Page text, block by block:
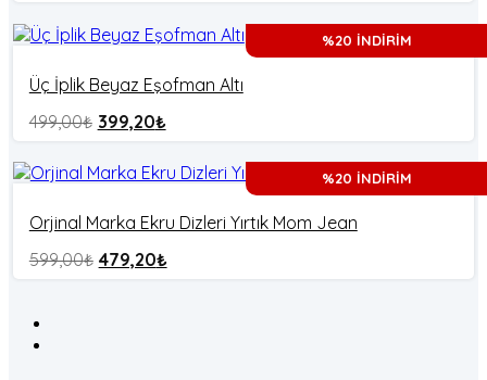
%20 İNDİRİM
Üç İplik Beyaz Eşofman Altı
499,00₺ 399,20₺
%20 İNDİRİM
Orjinal Marka Ekru Dizleri Yırtık Mom Jean
599,00₺ 479,20₺